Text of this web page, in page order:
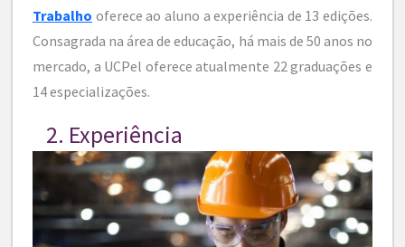
Trabalho oferece ao aluno a experiência de 13 edições.
Consagrada na área de educação, há mais de 50 anos no
mercado, a UCPel oferece atualmente 22 graduações e
14 especializações.
2. Experiência